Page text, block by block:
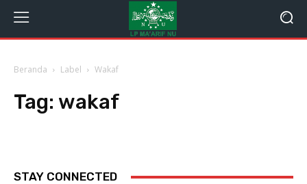
Beranda Label Wakaf
Tag: wakaf
STAY CONNECTED